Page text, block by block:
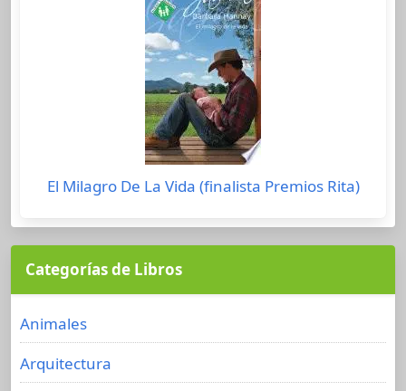
El Milagro De La Vida (finalista Premios Rita)
Categorías de Libros
Animales
Arquitectura